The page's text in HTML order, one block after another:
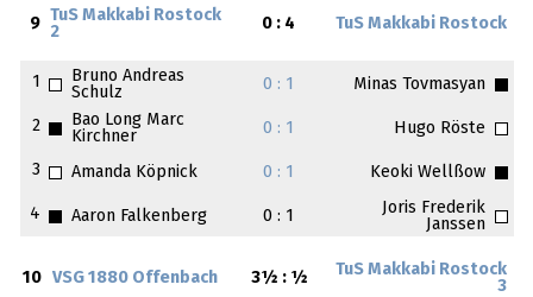
9
TuS Makkabi Rostock
2
0 : 4 TuS Makkabi Rostock
1
Bruno Andreas
Schulz
0 : 1 Minas Tovmasyan
2
Bao Long Marc
Kirchner
0 : 1 Hugo Röste
3 Amanda Köpnick 0 : 1 Keoki Wellßow
4 Aaron Falkenberg 0 : 1
Joris Frederik
Janssen
10 VSG 1880 Offenbach 3½ : ½
TuS Makkabi Rostock
3